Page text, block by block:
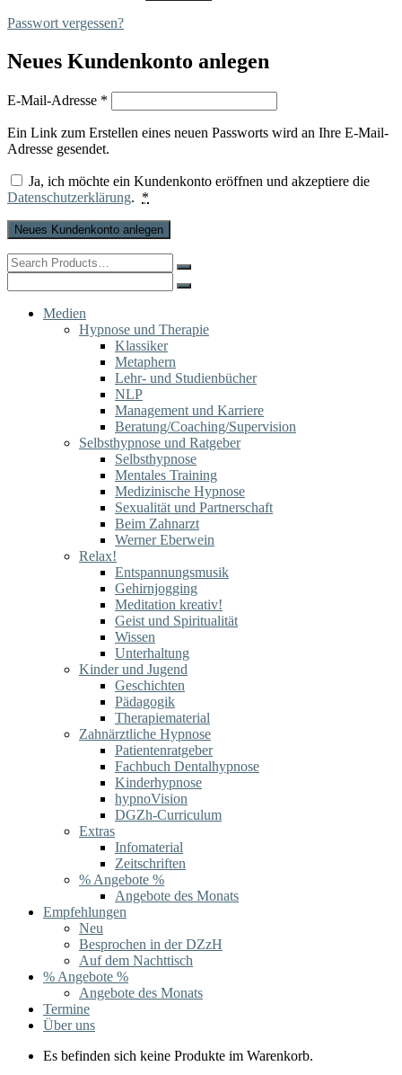
Passwort vergessen?
Neues Kundenkonto anlegen
E-Mail-Adresse *
Ein Link zum Erstellen eines neuen Passworts wird an Ihre E-Mail-
Adresse gesendet.
Ja, ich möchte ein Kundenkonto eröffnen und akzeptiere die
Datenschutzerklärung. *
Neues Kundenkonto anlegen
Search
for:
for:
Medien
Hypnose und Therapie
Klassiker
Metaphern
Lehr- und Studienbücher
NLP
Management und Karriere
Beratung/Coaching/Supervision
Selbsthypnose und Ratgeber
Selbsthypnose
Mentales Training
Medizinische Hypnose
Sexualität und Partnerschaft
Beim Zahnarzt
Werner Eberwein
Relax!
Entspannungsmusik
Gehirnjogging
Meditation kreativ!
Geist und Spiritualität
Wissen
Unterhaltung
Kinder und Jugend
Geschichten
Pädagogik
Therapiematerial
Zahnärztliche Hypnose
Patientenratgeber
Fachbuch Dentalhypnose
Kinderhypnose
hypnoVision
DGZh-Curriculum
Extras
Infomaterial
Zeitschriften
% Angebote %
Angebote des Monats
Empfehlungen
Neu
Besprochen in der DZzH
Auf dem Nachttisch
% Angebote %
Angebote des Monats
Termine
Über uns
Es befinden sich keine Produkte im Warenkorb.